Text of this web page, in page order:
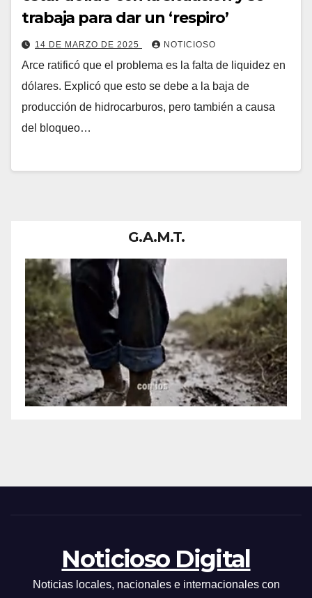
trabaja para dar un ‘respiro’
14 DE MARZO DE 2025 NOTICIOSO
Arce ratificó que el problema es la falta de liquidez en
dólares. Explicó que esto se debe a la baja de
producción de hidrocarburos, pero también a causa
del bloqueo…
G.A.M.T.
Noticioso Digital
Noticias locales, nacionales e internacionales con